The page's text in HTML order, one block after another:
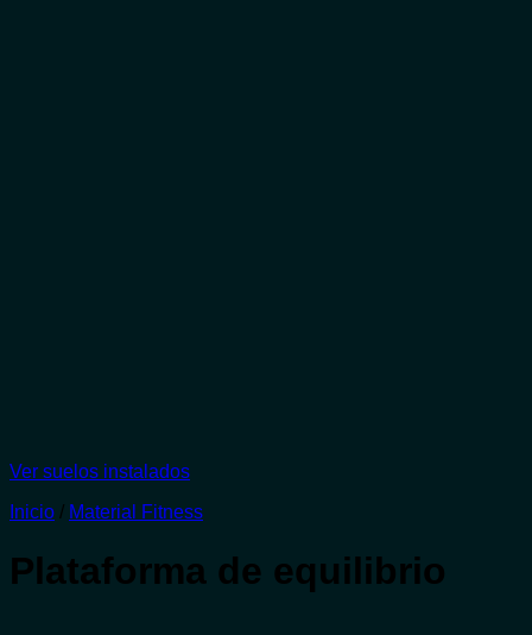
Ver suelos instalados
Inicio / Material Fitness
Plataforma de equilibrio